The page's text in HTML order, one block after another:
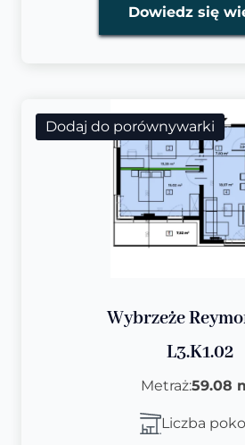
Dowiedz się
Dodaj do porównywarki
Wybrzeże
L3.K1.02
Metraż:59.08
Liczba